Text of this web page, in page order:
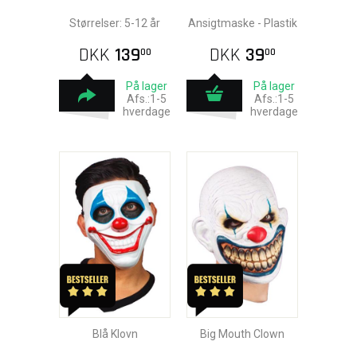
Størrelser: 5-12 år
DKK 13900
På lager
Afs.:1-5
hverdage
Ansigtmaske - Plastik
DKK 3900
På lager
Afs.:1-5
hverdage
Blå Klovn Big Mouth Clown